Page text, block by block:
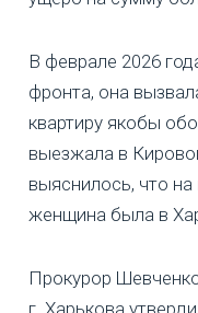
В феврале 2026
фронта, она
квартиру якобы
выезжала в
выяснилось, что
женщина была в
Прокурор
г. Харькова